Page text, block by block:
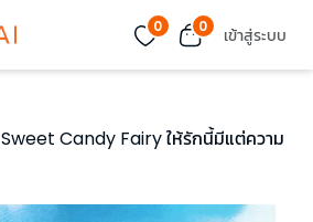
0 0 เข้าสู่ระบบ
Sweet Candy Fairy ให้รักนี้มีแต่ความ